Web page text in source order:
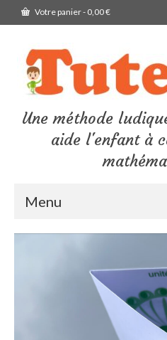
Votre panier- 0,00€
Une méthode
aide l'enfant à
Menu